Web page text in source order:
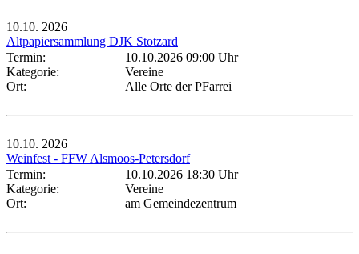
10.10. 2026
Altpapiersammlung DJK Stotzard
Termin:
10.10.2026 09:00 Uhr
Kategorie:
Vereine
Ort:
Alle Orte der PFarrei
10.10. 2026
Weinfest - FFW Alsmoos-Petersdorf
Termin:
10.10.2026 18:30 Uhr
Kategorie:
Vereine
Ort:
am Gemeindezentrum